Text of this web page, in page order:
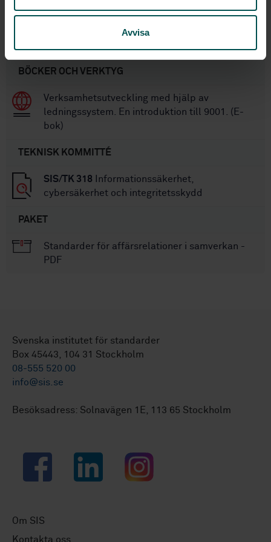
Avvisa
SS-EN 16495:2019Flygtrafikledning -
Informationssäkerhet för stödorganisationer
BÖCKER OCH VERKTYG
Verksamhetsutveckling med hjälp av
ledningssystem. En introduktion till 9001. (E-
bok)
TEKNISK KOMMITTÉ
SIS/TK 318 Informationssäkerhet,
cybersäkerhet och integritetsskydd
PAKET
Standarder för affärsrelationer i samverkan -
PDF
Svenska institutet för standarder
Box 45443, 104 31 Stockholm
08-555 520 00
info@sis.se
Besöksadress: Solnavägen 1E, 113 65 Stockholm
Facebook LinkedIn Instagram
Om SIS
Kontakta oss